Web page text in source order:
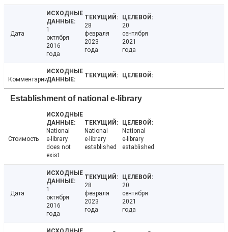
Дата
1
октября
2016
года
28
февраля
2023
года
20
сентября
2021
года
Комментарии
Establishment of national e-library
Стоимость
National
e-library
does not
exist
National
e-library
established
National
e-library
established
Дата
1
октября
2016
года
28
февраля
2023
года
20
сентября
2021
года